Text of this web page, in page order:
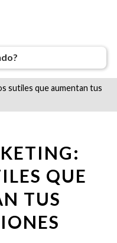
sutiles que aumentan tus
QUE
TUS